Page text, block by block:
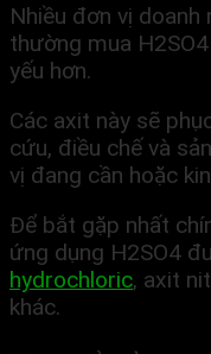
Nhiều đơn vị doanh
thường mua
yếu hơn.
Các axit này sẽ
cứu, điều chế và
vị đang cần hoặc
Để bắt gặp nhất
ứng dụng H2SO4
hydrochloric, axit
khác.